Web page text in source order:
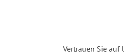
Vertrauen Sie auf